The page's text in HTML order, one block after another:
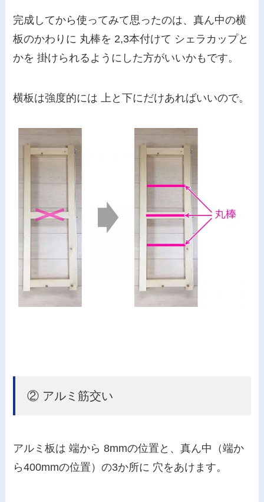
完成してから使ってみて思ったのは、真ん中の横
板のかわりに 丸棒を 2,3本付けて シェラカップと
かを 掛けられるようにした方がいいかもです。
横板は強度的には 上と下にだけあればいいので。
② アルミ筋交い
アルミ板は 端から 8mmの位置と、真ん中（端か
ら400mmの位置）の3か所に 穴をあけます。